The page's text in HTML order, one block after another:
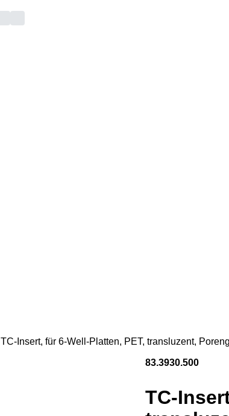
TC-Insert, für 6-Well-Platten, PET, transluzent,
83.3930.500
TC-